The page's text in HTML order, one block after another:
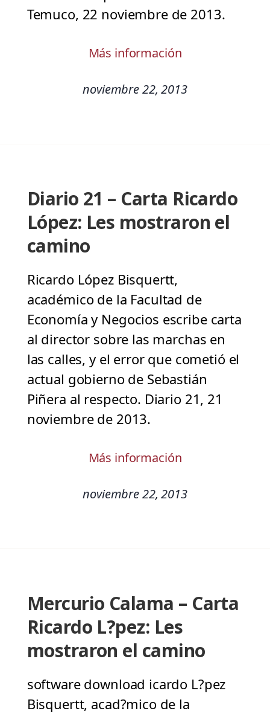
Temuco, 22 noviembre de 2013.
Más información
noviembre 22, 2013
Diario 21 – Carta Ricardo
López: Les mostraron el
camino
Ricardo López Bisquertt,
académico de la Facultad de
Economía y Negocios escribe carta
al director sobre las marchas en
las calles, y el error que cometió el
actual gobierno de Sebastián
Piñera al respecto. Diario 21, 21
noviembre de 2013.
Más información
noviembre 22, 2013
Mercurio Calama – Carta
Ricardo L?pez: Les
mostraron el camino
software download icardo L?pez
Bisquertt, acad?mico de la